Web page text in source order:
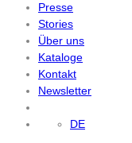
Presse
Stories
Über uns
Kataloge
Kontakt
Newsletter
DE